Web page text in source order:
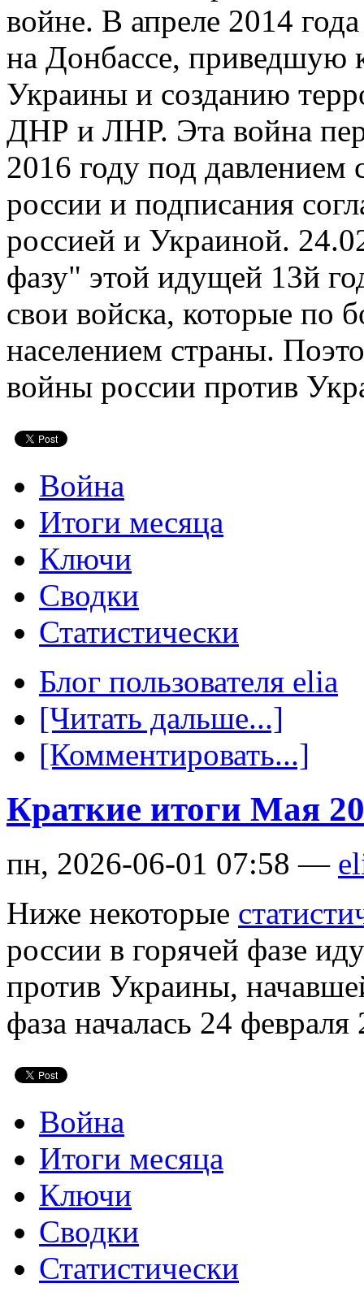
войне. В апреле 2014
на Донбассе, приведшую
Украины и созданию
ДНР и ЛНР. Эта война
2016 году под давлением
россии и подписания
россией и Украиной.
фазу" этой идущей 13й
свои войска, которые
населением страны.
войны россии против
Война
Итоги месяца
Ключи
Сводки
Статистически
Блог пользователя elia
[Читать дальше...]
[Комментировать...]
Краткие итоги Мая
пн, 2026-06-01 07:58 —
Ниже некоторые
россии в горячей фазе
против Украины,
фаза началась 24 февраля
Война
Итоги месяца
Ключи
Сводки
Статистически